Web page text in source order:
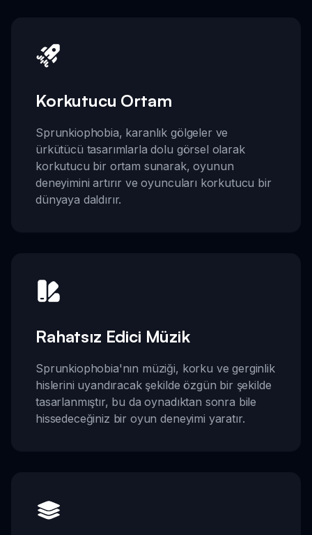
Korkutucu Ortam
Sprunkiophobia, karanlık gölgeler ve
ürkütücü tasarımlarla dolu görsel olarak
korkutucu bir ortam sunarak, oyunun
deneyimini artırır ve oyuncuları korkutucu bir
dünyaya daldırır.
Rahatsız Edici Müzik
Sprunkiophobia'nın müziği, korku ve gerginlik
hislerini uyandıracak şekilde özgün bir şekilde
tasarlanmıştır, bu da oynadıktan sonra bile
hissedeceğiniz bir oyun deneyimi yaratır.